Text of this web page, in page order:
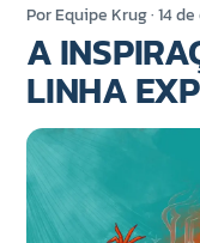
Por Equipe Krug · 14
A
LINHA